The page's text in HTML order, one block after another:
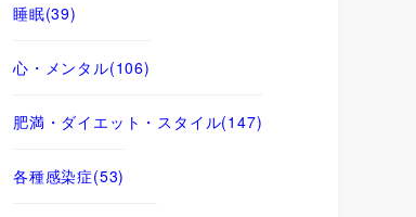
睡眠(39)
心・メンタル(106)
肥満・ダイエット・スタイル(147)
各種感染症(53)